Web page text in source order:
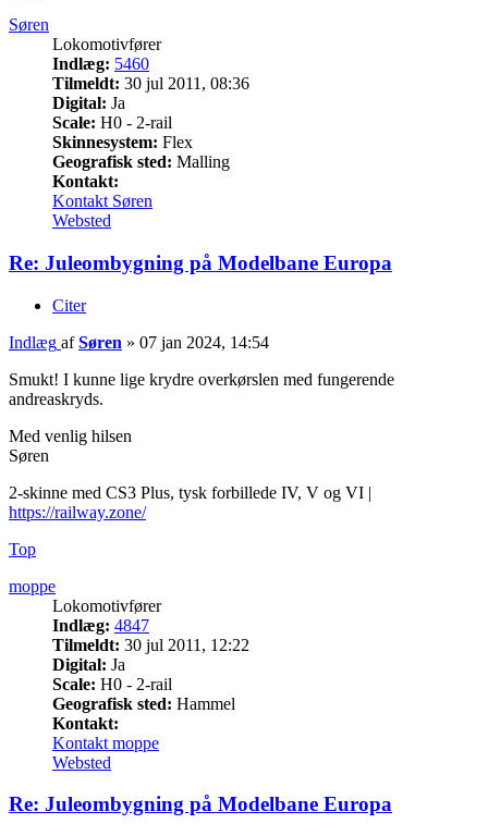
Søren
Lokomotivfører
Indlæg: 5460
Tilmeldt: 30 jul 2011, 08:36
Digital: Ja
Scale: H0 - 2-rail
Skinnesystem: Flex
Geografisk sted: Malling
Kontakt:
Kontakt Søren
Websted
Re: Juleombygning på Modelbane Europa
Citer
Indlæg afSøren » 07 jan 2024, 14:54
Smukt! I kunne lige krydre overkørslen med fungerende
andreaskryds.
Med venlig hilsen
Søren
2-skinne med CS3 Plus, tysk forbillede IV, V og VI |
https://railway.zone/
Top
moppe
Lokomotivfører
Indlæg: 4847
Tilmeldt: 30 jul 2011, 12:22
Digital: Ja
Scale: H0 - 2-rail
Geografisk sted: Hammel
Kontakt:
Kontakt moppe
Websted
Re: Juleombygning på Modelbane Europa